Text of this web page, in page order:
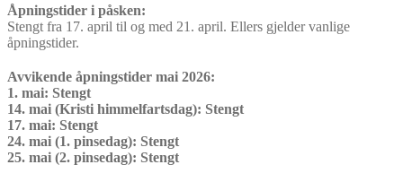
Åpningstider i påsken:
Stengt fra 17. april til og med 21. april. Ellers gjelder vanlige
åpningstider.
Avvikende åpningstider mai 2026:
1. mai: Stengt
14. mai (Kristi himmelfartsdag): Stengt
17. mai: Stengt
24. mai (1. pinsedag): Stengt
25. mai (2. pinsedag): Stengt